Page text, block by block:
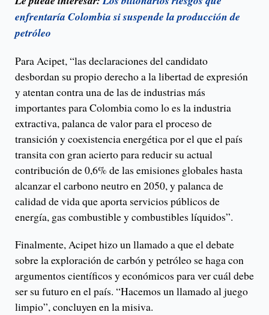
enfrentaría Colombia si suspende la producción de
petróleo
Para Acipet, “las declaraciones del candidato
desbordan su propio derecho a la libertad de expresión
y atentan contra una de las de industrias más
importantes para Colombia como lo es la industria
extractiva, palanca de valor para el proceso de
transición y coexistencia energética por el que el país
transita con gran acierto para reducir su actual
contribución de 0,6% de las emisiones globales hasta
alcanzar el carbono neutro en 2050, y palanca de
calidad de vida que aporta servicios públicos de
energía, gas combustible y combustibles líquidos”.
Finalmente, Acipet hizo un llamado a que el debate
sobre la exploración de carbón y petróleo se haga con
argumentos científicos y económicos para ver cuál debe
ser su futuro en el país. “Hacemos un llamado al juego
limpio”, concluyen en la misiva.